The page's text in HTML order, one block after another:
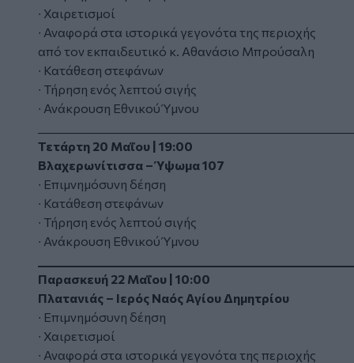
∙ Χαιρετισμοί
∙ Αναφορά στα ιστορικά γεγονότα της περιοχής
από τον εκπαιδευτικό κ. Αθανάσιο Μπρούσαλη
∙ Κατάθεση στεφάνων
∙ Τήρηση ενός λεπτού σιγής
∙ Ανάκρουση Εθνικού Ύμνου
Τετάρτη 20 Μαΐου | 19:00
Βλαχερωνίτισσα – Ύψωμα 107
∙ Επιμνημόσυνη δέηση
∙ Κατάθεση στεφάνων
∙ Τήρηση ενός λεπτού σιγής
∙ Ανάκρουση Εθνικού Ύμνου
Παρασκευή 22 Μαΐου | 10:00
Πλατανιάς – Ιερός Ναός Αγίου Δημητρίου
∙ Επιμνημόσυνη δέηση
∙ Χαιρετισμοί
∙ Αναφορά στα ιστορικά γεγονότα της περιοχής